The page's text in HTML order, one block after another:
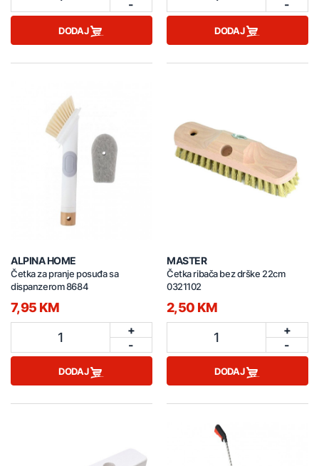
-
DODAJ
-
DODAJ
ALPINA HOME
Četka za pranje posuđa sa
dispanzerom 8684
7,95 KM
1
+
-
DODAJ
MASTER
Četka ribača bez drške 22cm
0321102
2,50 KM
1
+
-
DODAJ